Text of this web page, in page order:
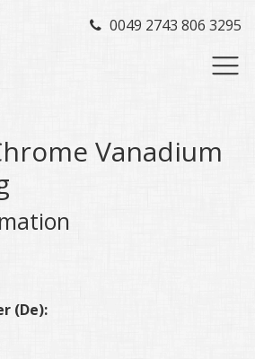
0049 2743 806 3295
Vanadium
(De):